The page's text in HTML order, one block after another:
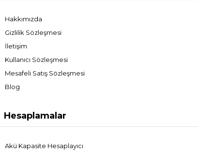
Hakkımızda
Gizlilik Sözleşmesi
İletişim
Kullanıcı Sözleşmesi
Mesafeli Satış Sözleşmesi
Blog
Hesaplamalar
Akü Kapasite Hesaplayıcı